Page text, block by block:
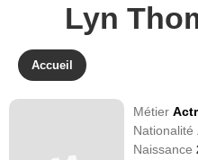
Lyn
Accueil
Métier
Nationalité
Naissance